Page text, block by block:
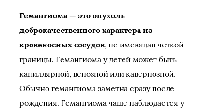
Гемангиома — это опухоль
доброкачественного характера из
кровеносных сосудов, не имеющая четкой
границы. Гемангиома у детей может быть
капиллярной, венозной или кавернозной.
Обычно гемангиома заметна сразу после
рождения. Гемангиома чаще наблюдается у